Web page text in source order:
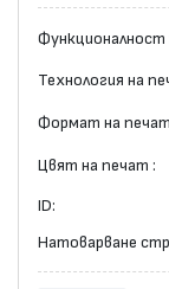
Функционалност
Технология на
Формат на
Цвят на печат :
ID:
Натоварване